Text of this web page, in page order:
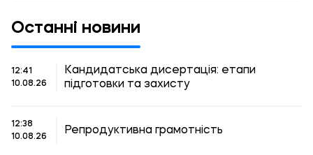
Останні новини
12:41
10.08.26
Кандидатська дисертація: етапи
підготовки та захисту
12:38
10.08.26
Репродуктивна грамотність